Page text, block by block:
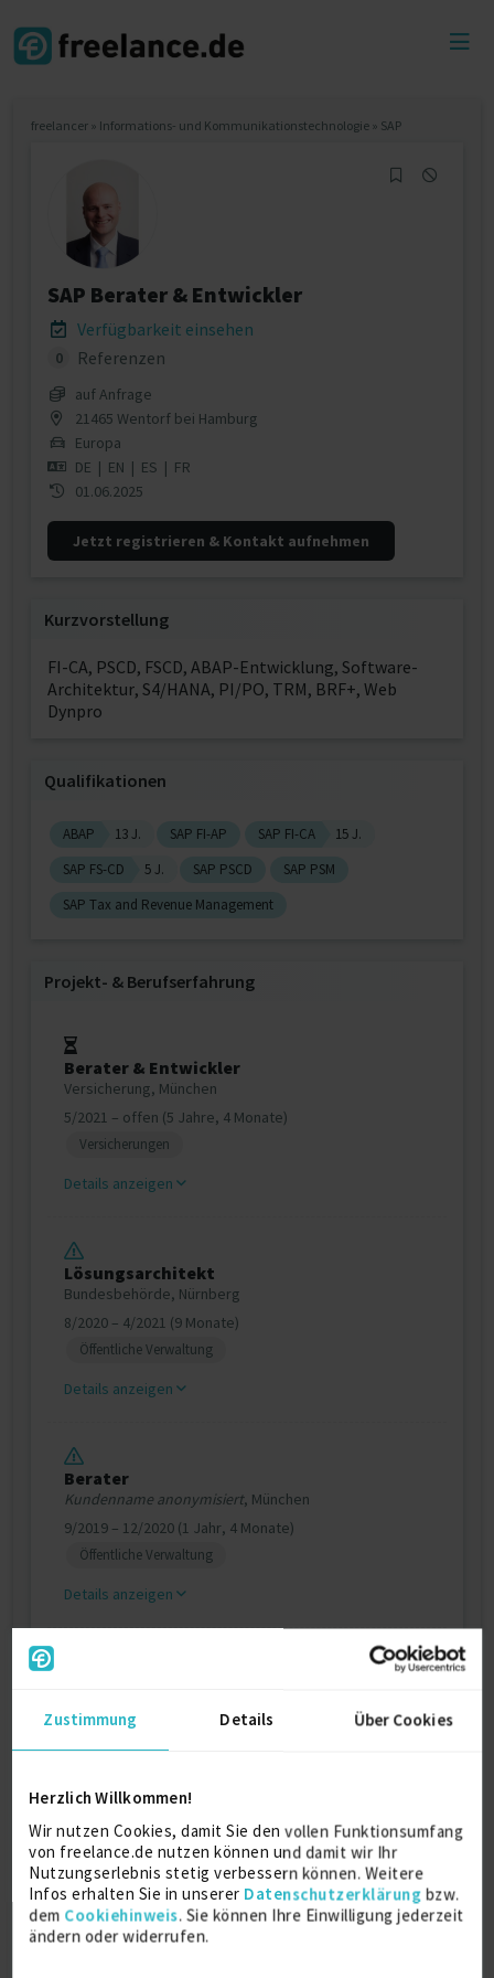
Zustimmung Details Über Cookies
Herzlich Willkommen!
Wir nutzen Cookies, damit Sie den vollen Funktionsumfang
von freelance.de nutzen können und damit wir Ihr
Nutzungserlebnis stetig verbessern können. Weitere
Infos erhalten Sie in unserer Datenschutzerklärung bzw.
dem Cookiehinweis. Sie können Ihre Einwilligung jederzeit
ändern oder widerrufen.
freelancer » Informations- und Kommunikationstechnologie » SAP
SAP Berater & Entwickler
Verfügbarkeit einsehen
0 Referenzen
auf Anfrage
21465 Wentorf bei Hamburg
Europa
DE | EN | ES | FR
01.06.2025
Jetzt registrieren & Kontakt aufnehmen
Kurzvorstellung
FI-CA, PSCD, FSCD, ABAP-Entwicklung, Software-
Architektur, S4/HANA, PI/PO, TRM, BRF+, Web
Dynpro
Qualifikationen
ABAP 13 J. SAP FI-AP SAP FI-CA
15 J.
SAP FS-CD
5 J. SAP PSCD
SAP PSM
SAP Tax and Revenue Management
Projekt‐ & Berufserfahrung
Berater & Entwickler
Versicherung, München
5/2021 – offen (5 Jahre, 4 Monate)
Versicherungen
Details anzeigen
Lösungsarchitekt
Bundesbehörde, Nürnberg
8/2020 – 4/2021 (9 Monate)
Öffentliche Verwaltung
Details anzeigen
Berater
Kundenname anonymisiert, München
9/2019 – 12/2020 (1 Jahr, 4 Monate)
Öffentliche Verwaltung
Details anzeigen
Weitere Projekt‐ & Berufserfahrung anzeigen
Ausbildung
Wirtschaftsinformatik
Diplom
2010
Hamburg